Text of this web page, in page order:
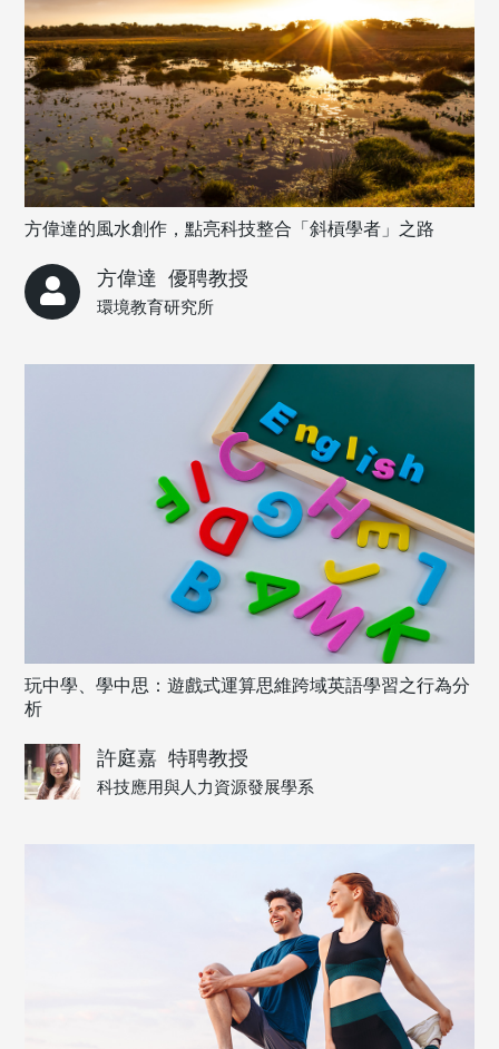
方偉達的風水創作，點亮科技整合「斜槓學者」之路
方偉達 優聘教授
環境教育研究所
玩中學、學中思：遊戲式運算思維跨域英語學習之行為分
析
許庭嘉 特聘教授
科技應用與人力資源發展學系